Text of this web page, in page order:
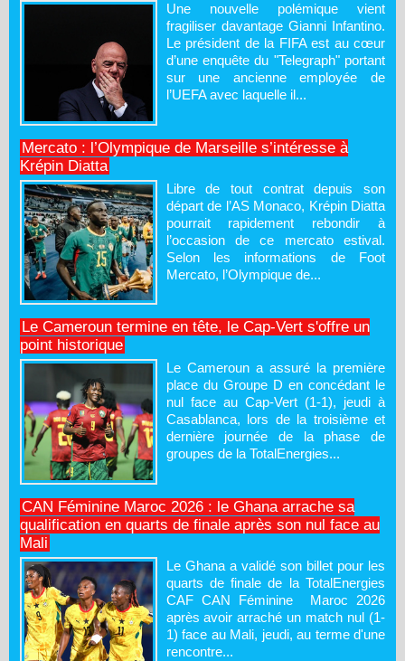
Une nouvelle polémique vient
fragiliser davantage Gianni Infantino.
Le président de la FIFA est au cœur
d’une enquête du "Telegraph" portant
sur une ancienne employée de
l’UEFA avec laquelle il...
Mercato : l’Olympique de Marseille s’intéresse à
Krépin Diatta
Libre de tout contrat depuis son
départ de l’AS Monaco, Krépin Diatta
pourrait rapidement rebondir à
l’occasion de ce mercato estival.
Selon les informations de Foot
Mercato, l’Olympique de...
Le Cameroun termine en tête, le Cap-Vert s'offre un
point historique
Le Cameroun a assuré la première
place du Groupe D en concédant le
nul face au Cap-Vert (1-1), jeudi à
Casablanca, lors de la troisième et
dernière journée de la phase de
groupes de la TotalEnergies...
CAN Féminine Maroc 2026 : le Ghana arrache sa
qualification en quarts de finale après son nul face au
Mali
Le Ghana a validé son billet pour les
quarts de finale de la TotalEnergies
CAF CAN Féminine Maroc 2026
après avoir arraché un match nul (1-
1) face au Mali, jeudi, au terme d'une
rencontre...